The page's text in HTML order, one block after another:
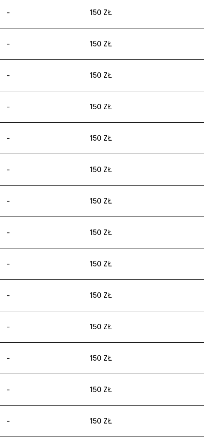
- 150 ZŁ
- 150 ZŁ
- 150 ZŁ
- 150 ZŁ
- 150 ZŁ
- 150 ZŁ
- 150 ZŁ
- 150 ZŁ
- 150 ZŁ
- 150 ZŁ
- 150 ZŁ
- 150 ZŁ
- 150 ZŁ
- 150 ZŁ